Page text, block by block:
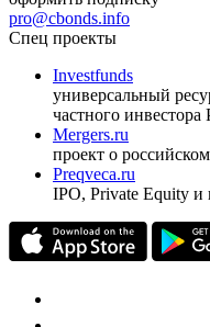
ежеквартальный
оформить подписку
pro@cbonds.info
Спец проекты
Investfunds
универсальный
частного инвестора
проект о
Preqveca.ru